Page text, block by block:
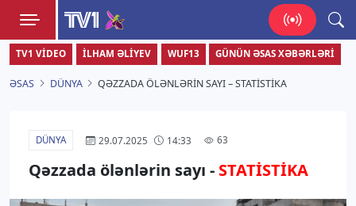
TV1
Zamanı bizimlə yaşa!
TV1 VIDEO İLHAM ƏLIYEV WUF13 GÜNÜN ƏSAS XƏBƏRLƏRI
ƏSAS DÜNYA QƏZZADA ÖLƏNLƏRIN SAYI – STATİSTİKA
DÜNYA 29.07.2025 14:33 63
Qəzzada ölənlərin sayı - STATİSTİKA